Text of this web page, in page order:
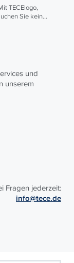
TECElogo,
Sie kein...
und
unserem
Fragen jederzeit:
info@tece.de